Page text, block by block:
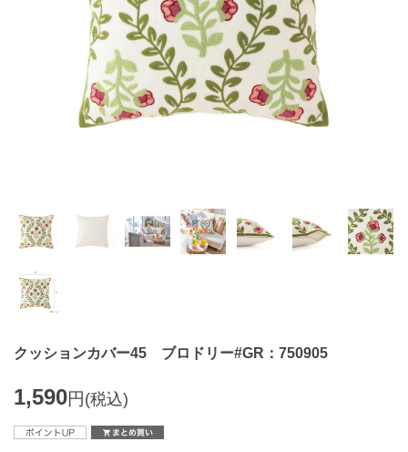
クッションカバー45 ブロドリー#GR：750905
1,590円 (税込)